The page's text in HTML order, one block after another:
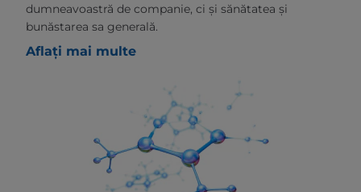
dumneavoastră de companie, ci și sănătatea și
bunăstarea sa generală.
Aflați mai multe